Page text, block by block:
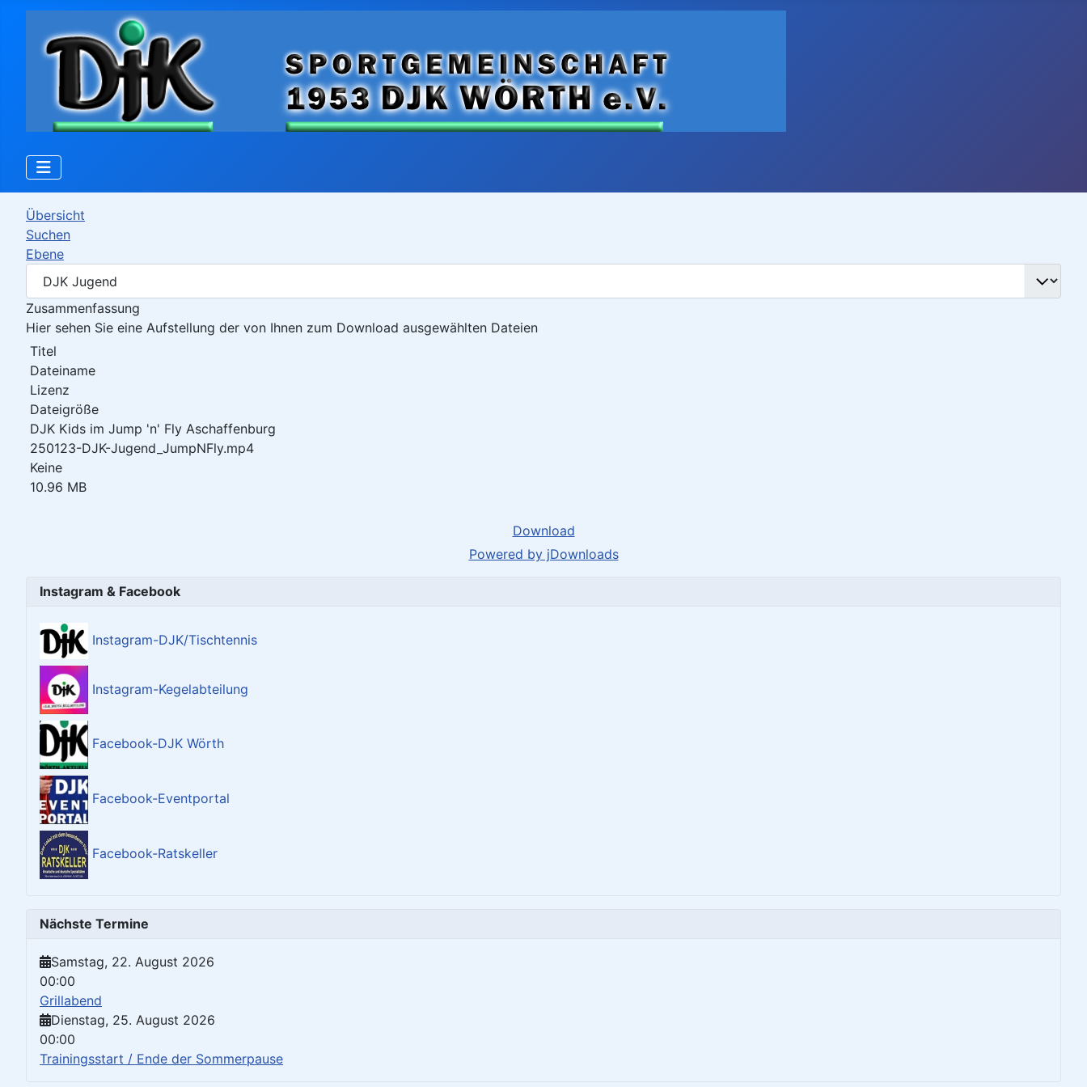
Übersicht
Suchen
Ebene
Zusammenfassung
Hier sehen Sie eine Aufstellung der von Ihnen zum Download ausgewählten Dateien
Titel
Dateiname
Lizenz
Dateigröße
DJK Kids im Jump 'n' Fly Aschaffenburg
250123-DJK-Jugend_JumpNFly.mp4
Keine
10.96 MB
Download
Powered by jDownloads
Instagram & Facebook
Instagram-DJK/Tischtennis
Instagram-Kegelabteilung
Facebook-DJK Wörth
Facebook-Eventportal
Facebook-Ratskeller
Nächste Termine
Samstag, 22. August 2026
00:00
Grillabend
Dienstag, 25. August 2026
00:00
Trainingsstart / Ende der Sommerpause